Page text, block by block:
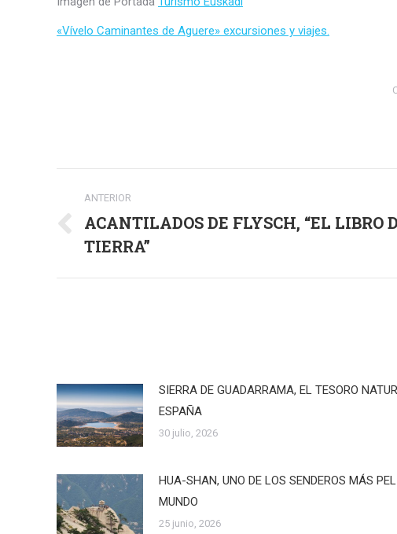
«Vívelo Caminantes de Aguere» excursiones y viajes.
Navegación
entre
publicaciones
ANTERIOR
Publicación
anterior:
ACANTILADOS DE FLYSCH, “EL LIBRO
TIERRA”
SIERRA DE GUADARRAMA, EL TESORO
ESPAÑA
30 julio, 2026
HUA-SHAN, UNO DE LOS SENDEROS MÁS
MUNDO
25 junio, 2026